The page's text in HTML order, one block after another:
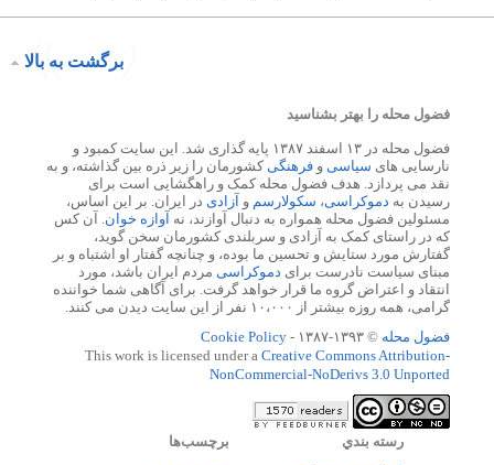
برگشت به بالا
فضول محله را بهتر بشناسید
فضول محله در ۱۳ اسفند ۱۳۸۷ پایه گذاری شد. این سایت کمبود و
نارسایی های سیاسی و فرهنگی کشورمان را زیر ذره بین گذاشته، و به
نقد می پردازد. هدف فضول محله کمک و راهگشایی است برای
رسیدن به دموکراسی، سکولارسم و آزادی در ایران. بر این اساس،
مسئولین فضول محله همواره به دنبال آوازند، نه آوازه خوان . آن کس
که در راستای کمک به آزادی و سربلندی کشورمان سخن گوید،
گفتارش مورد ستایش و تحسین ما بوده، و چنانچه گفتار او اشتباه و بر
مبنای سیاست نادرست برای دموکراسی مردم ایران باشد، مورد
انتقاد و اعتراض گروه ما قرار خواهد گرفت. برای آگاهی شما خواننده
گرامی، همه روزه بیشتر از ۱۰،۰۰۰ نفر از این سایت دیدن می کنند.
فضول محله © ۱۳۹۳-۱۳۸۷ -
Cookie Policy
This work is licensed under a Creative Commons Attribution-
NonCommercial-NoDerivs 3.0 Unported
رسته بندي برچسب‌ها